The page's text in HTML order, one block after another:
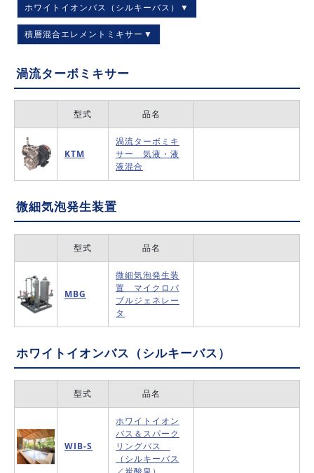
ホワイトイオンバス（シルキーバス）
積層混合エレメントミキサー
渦流ターボミキサー
型式 品名
KTM
渦流ターボミキ
サー 気液・液
液混合
微細気泡発生装置
型式 品名
MBG
微細気泡発生装
置 マイクロバ
ブルジェネレー
タ
ホワイトイオンバス（シルキーバス）
型式 品名
WIB-S
ホワイトイオン
バス＆スパーク
リングバス
（シルキーバス